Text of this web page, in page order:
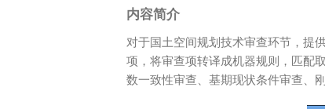
内容简介
对于国土空间规划技术审查环节，提
项，将审查项转译成机器规则，匹配
数一致性审查、基期现状条件审查、